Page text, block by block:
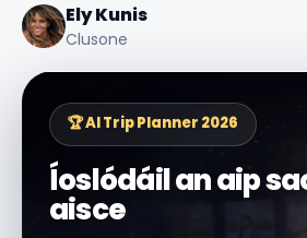
Ely Kunis
Clusone
🏆 AI Trip Planner 2026
Íoslódáil an aip
aisce